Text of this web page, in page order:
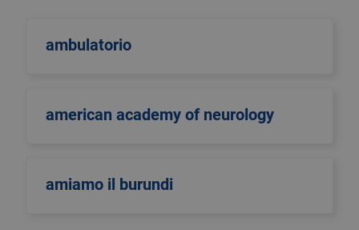
ambulatorio
american academy of neurology
amiamo il burundi